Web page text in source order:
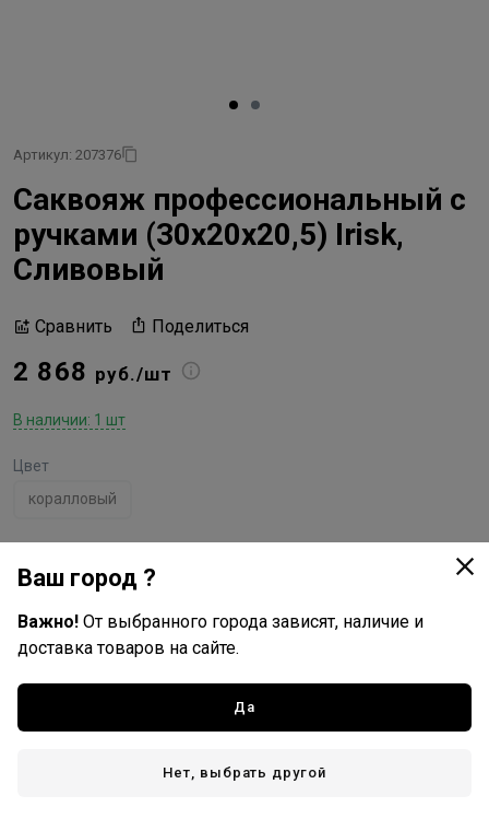
Артикул: 207376
Саквояж профессиональный с
ручками (30х20х20,5) Irisk,
Сливовый
Сравнить Поделиться
2 868 руб./шт
В наличии: 1 шт
Цвет
коралловый
Irisk
Китай - страна производства
Ваш город ?
Важно! От выбранного города зависят, наличие и
доставка товаров на сайте.
Да
Нет, выбрать другой